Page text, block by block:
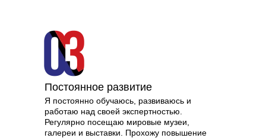
Постоянное развитие
Я постоянно обучаюсь, развиваюсь и
работаю над своей экспертностью.
Регулярно посещаю мировые музеи,
галереи и выставки. Прохожу повышение